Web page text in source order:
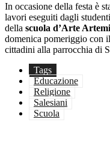
In occasione della festa è
lavori eseguiti dagli
della scuola d’Arte
domenica pomeriggio con
cittadini alla parrocchia di
Tags
Educazione
Religione
Salesiani
Scuola